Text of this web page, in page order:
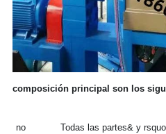
composición principal son los
no
Todas las partes& y